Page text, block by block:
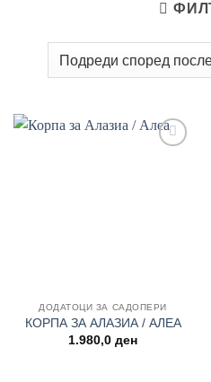
ДОДАТОЦИ ЗА САДОПЕРИ
КОРПА ЗА АЛАЗИА / АЛЕА
1.980,0 ден